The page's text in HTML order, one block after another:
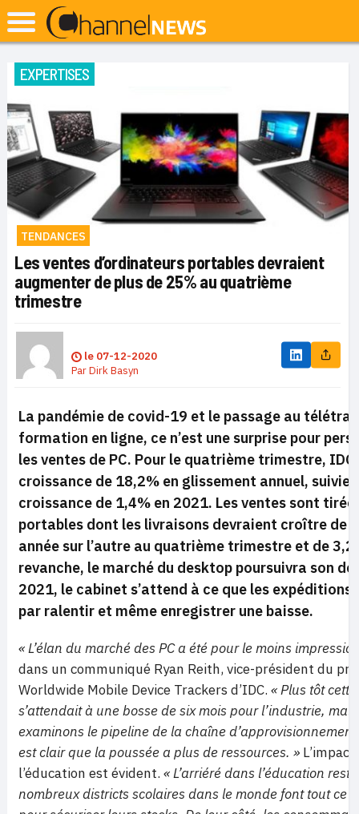
EXPERTISES
TENDANCES
Les ventes d’ordinateurs portables devraient
augmenter de plus de 25% au quatrième
trimestre
le 07-12-2020
ParDirk Basyn
La pandémie de covid-19 et le passage au
formation en ligne, ce n’est une surprise pour
les ventes de PC. Pour le quatrième trimestre,
croissance de 18,2% en glissement annuel, suivie
croissance de 1,4% en 2021. Les ventes sont
portables dont les livraisons devraient croître de
année sur l’autre au quatrième trimestre et de
revanche, le marché du desktop poursuivra son
2021, le cabinet s’attend à ce que les expéditions
par ralentir et même enregistrer une baisse.
« L’élan du marché des PC a été pour le moins
dans un communiqué Ryan Reith, vice-président du
Worldwide Mobile Device Trackers d’IDC. « Plus tôt
s’attendait à une bosse de six mois pour l’industrie,
examinons le pipeline de la chaîne
est clair que la poussée a plus de ressources. »
l’éducation est évident. « L’arriéré dans l’éducation
nombreux districts scolaires dans le monde font tout ce